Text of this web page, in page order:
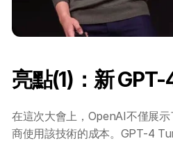
亮點(1)：新
在這次大會上，OpenAI不僅展
商使用該技術的成本。GPT-4